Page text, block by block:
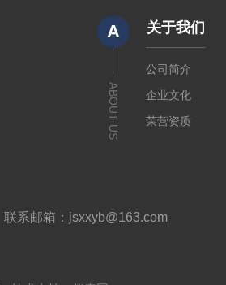
A
ABOUT US
关于我们
公司简介
企业文化
荣营资质
联系邮箱：jsxxyb@163.com